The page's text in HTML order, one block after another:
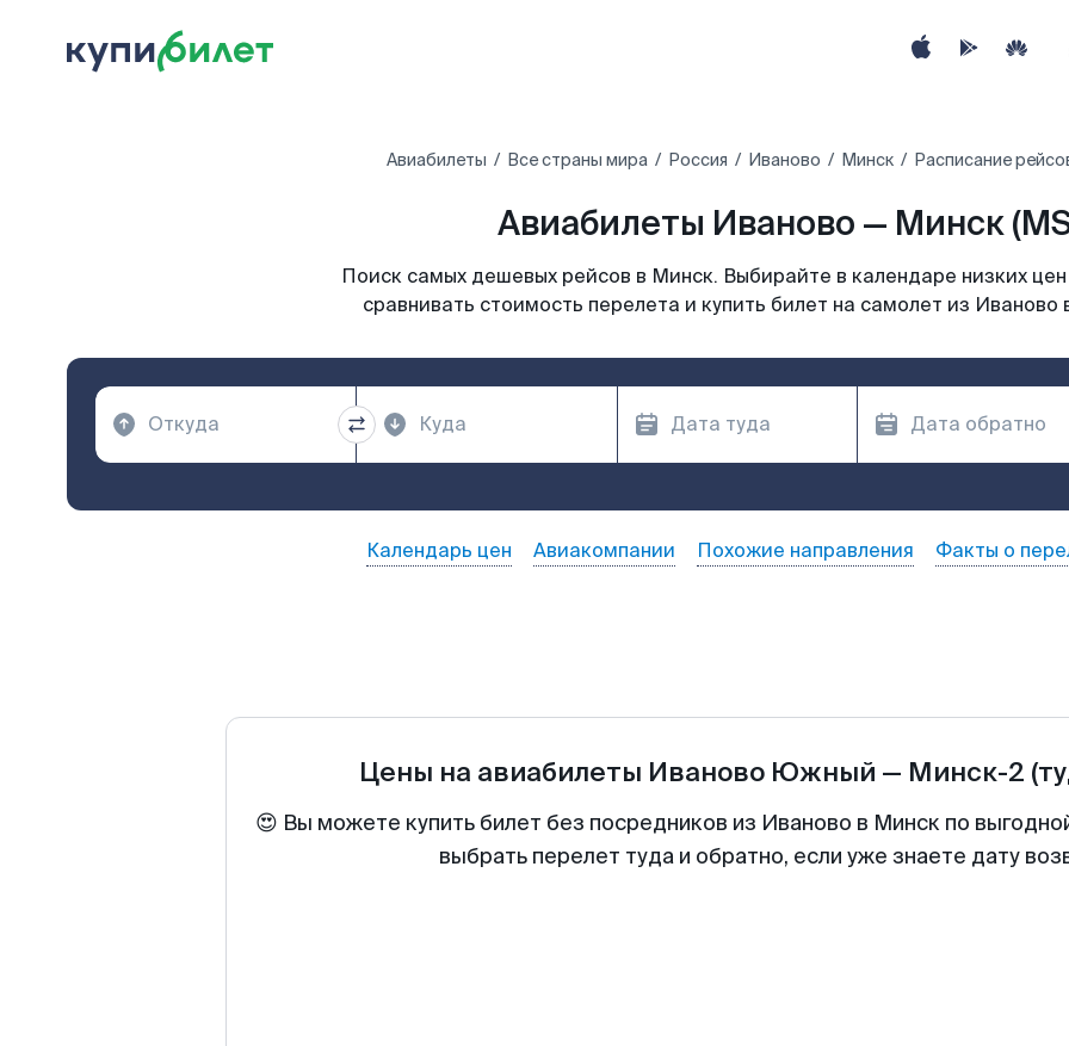
Авиабилеты Все страны мира Россия Иваново Минск Расписание
Авиабилеты Иваново — Минск
Поиск самых дешевых рейсов в Минск. Выбирайте в календаре низких
сравнивать стоимость перелета и купить билет на самолет из Иваново
Календарь цен Авиакомпании Похожие направления Факты о
Цены на авиабилеты Иваново Южный — Минск-2
😍 Вы можете купить билет без посредников из Иваново в Минск по
выбрать перелет туда и обратно, если уже знаете дату